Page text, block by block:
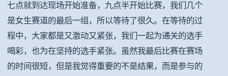
七点就到达现场开始准备，九点半开始比赛，我们几个
是女生赛道的最后一组，所以等待了很久。在等待的过
程中，大家都是又激动又紧张，我们一起为通关的选手
喝彩，也为在坚持的选手紧张。虽然我最后比赛在赛场
的时间很短，但是我觉得重要的不是结果，而是参与的